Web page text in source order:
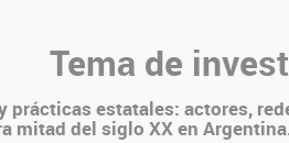
Tema de
prácticas estatales: actores,
mitad del siglo XX en